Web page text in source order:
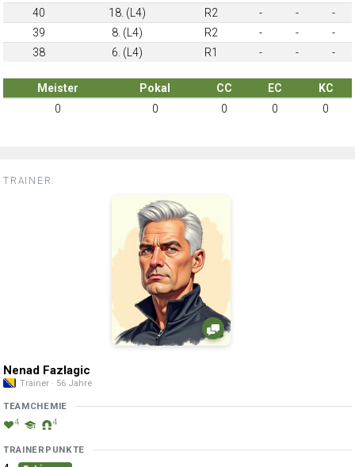
40
18. (L4) R2 - -
-
39
8. (L4) R2 - -
-
38
6. (L4) R1 - - -
Meister Pokal CC EC
KC
0
0 0 0 0
TRAINER:
Nenad Fazlagic
Trainer · 56 Jahre
TEAMCHEMIE
4 4
TRAINERPUNKTE